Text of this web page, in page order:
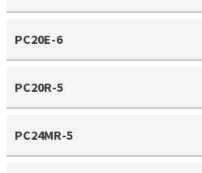
PC20E-6
PC20R-5
PC24MR-5